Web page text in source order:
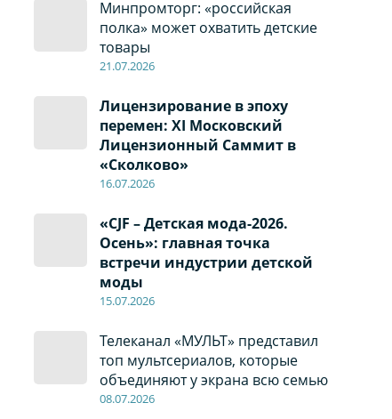
Минпромторг: «российская
полка» может охватить детские
товары
21.07.2026
Лицензирование в эпоху
перемен: XI Московский
Лицензионный Саммит в
«Сколково»
16.07.2026
«CJF – Детская мода-2026.
Осень»: главная точка
встречи индустрии детской
моды
15.07.2026
Телеканал «МУЛЬТ» представил
топ мультсериалов, которые
объединяют у экрана всю семью
08.07.2026